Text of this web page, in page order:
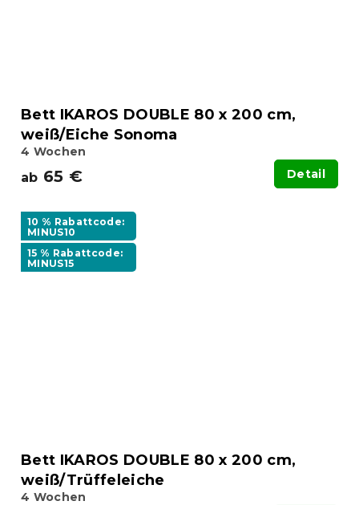
Bett IKAROS DOUBLE 80 x 200 cm,
weiß/Eiche Sonoma
4 Wochen
ab 65 € Detail
10 % Rabattcode:
MINUS10
15 % Rabattcode:
MINUS15
Bett IKAROS DOUBLE 80 x 200 cm,
weiß/Trüffeleiche
4 Wochen